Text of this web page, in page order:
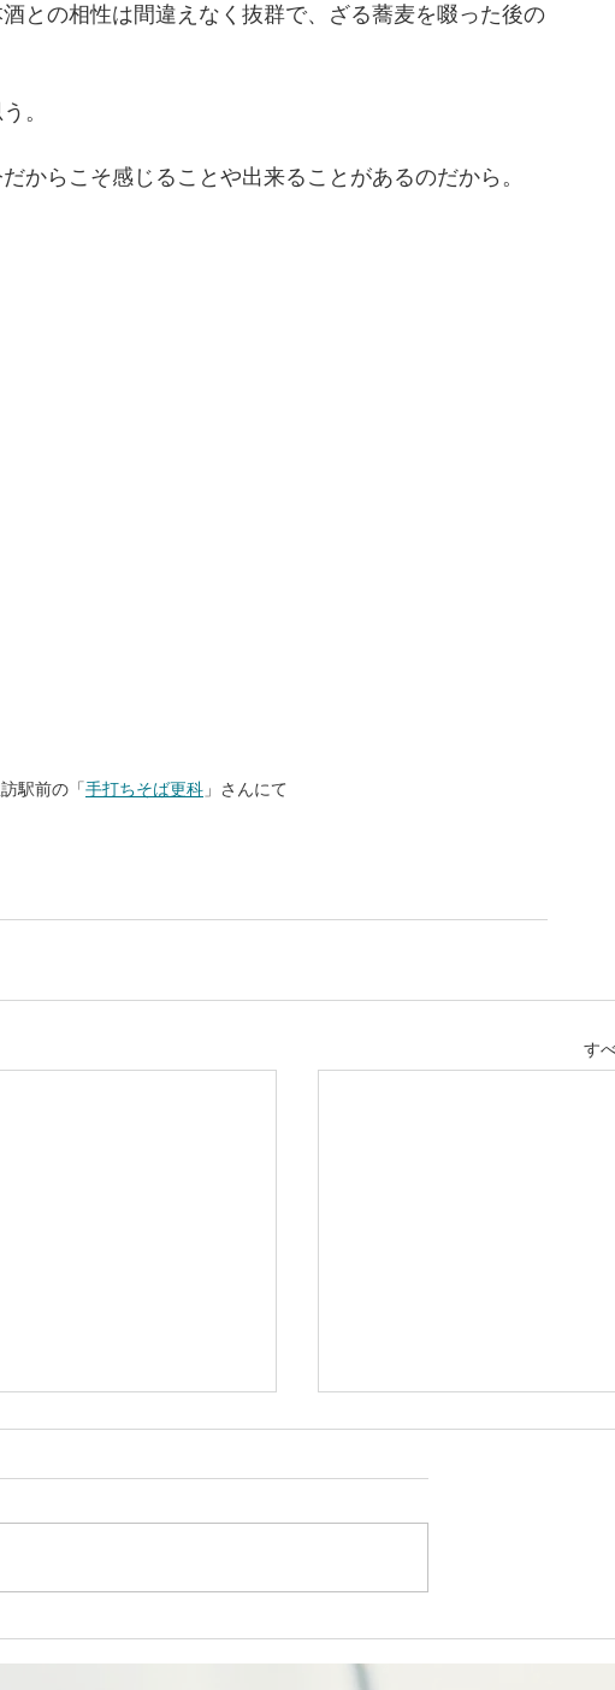
との相性は間違えなく抜群で、ざる蕎麦を啜った後の
。
からこそ感じることや出来ることがあるのだから。
駅前の「手打ちそば更科 」さんにて
す
っとフォトエッセイ
くっとフォトエッセイ